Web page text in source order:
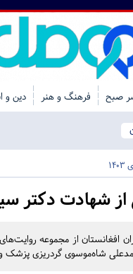
صبح فرهنگ و هنر دین و
از شهادت دکتر
افغانستان از مجموعه
شاه‌موسوی گردریزی پزشک و